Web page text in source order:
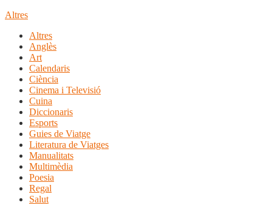
Altres
Altres
Anglès
Art
Calendaris
Ciència
Cinema i Televisió
Cuina
Diccionaris
Esports
Guies de Viatge
Literatura de Viatges
Manualitats
Multimèdia
Poesia
Regal
Salut